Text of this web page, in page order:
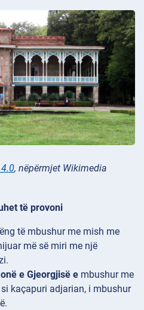
4.0, nëpërmjet Wikimedia
të provoni
të mbushur me mish me
më së miri me një
e Gjeorgjisë e mbushur me
kaçapuri adjarian, i mbushur